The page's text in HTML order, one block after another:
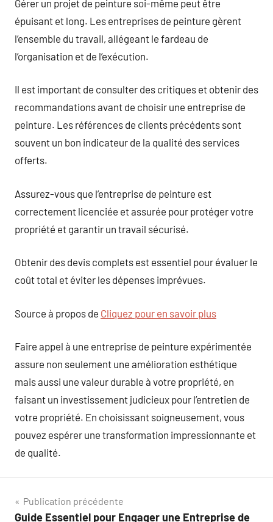
Gérer un projet de peinture soi-même peut être
épuisant et long. Les entreprises de peinture gèrent
l’ensemble du travail, allégeant le fardeau de
l’organisation et de l’exécution.
Il est important de consulter des critiques et obtenir des
recommandations avant de choisir une entreprise de
peinture. Les références de clients précédents sont
souvent un bon indicateur de la qualité des services
offerts.
Assurez-vous que l’entreprise de peinture est
correctement licenciée et assurée pour protéger votre
propriété et garantir un travail sécurisé.
Obtenir des devis complets est essentiel pour évaluer le
coût total et éviter les dépenses imprévues.
Source à propos de Cliquez pour en savoir plus
Faire appel à une entreprise de peinture expérimentée
assure non seulement une amélioration esthétique
mais aussi une valeur durable à votre propriété, en
faisant un investissement judicieux pour l’entretien de
votre propriété. En choisissant soigneusement, vous
pouvez espérer une transformation impressionnante et
de qualité.
Navigation
Publication précédente
Guide Essentiel pour Engager une Entreprise de